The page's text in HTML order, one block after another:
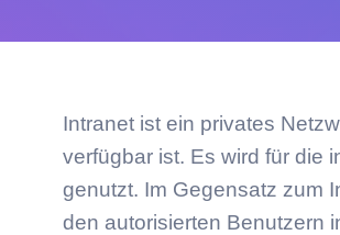
Domainlisten kaufen
Intranet ist ein privates
verfügbar ist. Es wird für die
genutzt. Im Gegensatz zum
den autorisierten Benutzern